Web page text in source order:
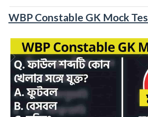
WBP Constable GK Mock